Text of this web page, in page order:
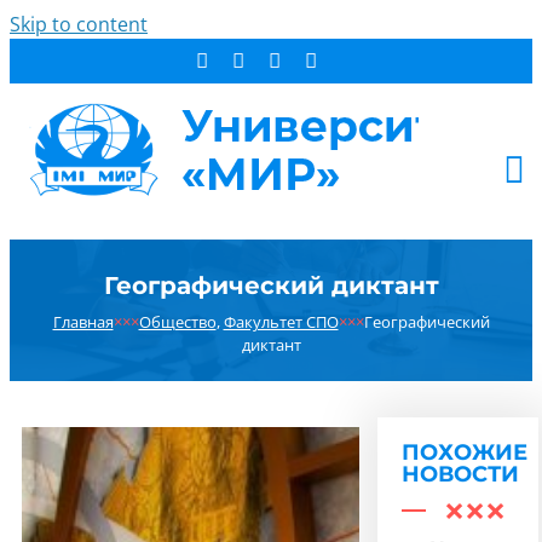
Skip to content
СТУДЕНТУ
ДОПОБРАЗОВАНИЕ
КОНТАКТЫ
РЕЗУЛЬТАТ ПОИСКА:
Географический диктант
Главная×××Общество,Факультет СПО×××Географический
диктант
ПОХОЖИЕ
НОВОСТИ